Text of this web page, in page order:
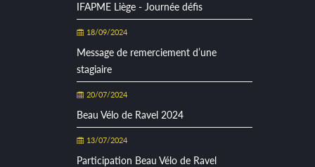
IFAPME Liège - Journée défis
18/09/2024
Message de remerciement d’une
stagiaire
20/07/2024
Beau Vélo de Ravel 2024
13/07/2024
Participation Beau Vélo de Ravel